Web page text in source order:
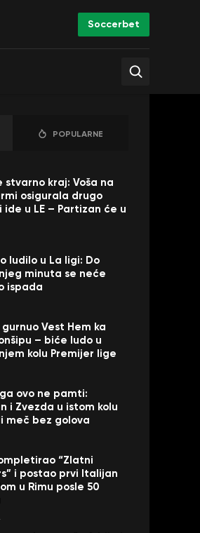
Soccerbet
POPULARNE
stvarno kraj: Voša na
osigurala drugo
ide u LE – Partizan će u
ludilo u La ligi: Do
minuta se neće
ispada
gurnuo Vest Hem ka
– biće ludo u
kolu Premijer lige
ovo ne pamti:
i Zvezda u istom kolu
meč bez golova
“Zlatni
i postao prvi Italijan
u Rimu posle 50